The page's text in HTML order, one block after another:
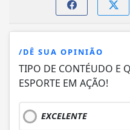
/DÊ SUA OPINIÃO
TIPO DE CONTÉUDO E
ESPORTE EM AÇÃO!
EXCELENTE